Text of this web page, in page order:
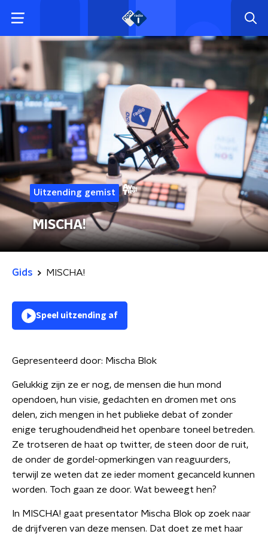
Uitzending gemist
MISCHA!
Gids MISCHA!
Speel uitzending af
Gepresenteerd door: Mischa Blok
Gelukkig zijn ze er nog, de mensen die hun mond
opendoen, hun visie, gedachten en dromen met ons
delen, zich mengen in het publieke debat of zonder
enige terughoudendheid het openbare toneel betreden.
Ze trotseren de haat op twitter, de steen door de ruit,
de onder de gordel-opmerkingen van reaguurders,
terwijl ze weten dat ze ieder moment gecanceld kunnen
worden. Toch gaan ze door. Wat beweegt hen?
In MISCHA! gaat presentator Mischa Blok op zoek naar
de drijfveren van deze mensen. Dat doet ze met haar